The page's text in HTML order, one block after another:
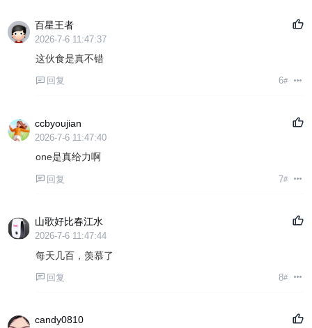
百星王者
2026-7-6 11:47:37
这伙食是真不错
回复 6#
ccbyoujian
2026-7-6 11:47:40
one是真给力啊
回复 7#
山歌好比春江水
2026-7-6 11:47:44
每天几百，羡慕了
回复 8#
candy0810